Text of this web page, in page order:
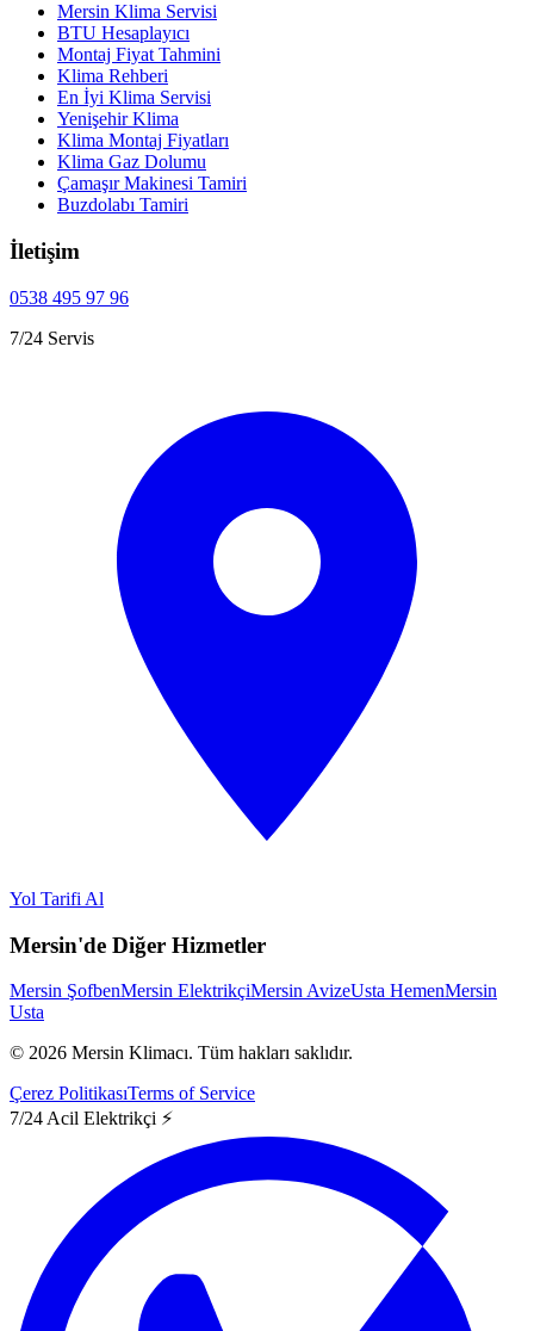
Mersin Klima Servisi
BTU Hesaplayıcı
Montaj Fiyat Tahmini
Klima Rehberi
En İyi Klima Servisi
Yenişehir Klima
Klima Montaj Fiyatları
Klima Gaz Dolumu
Çamaşır Makinesi Tamiri
Buzdolabı Tamiri
İletişim
0538 495 97 96
7/24 Servis
Yol Tarifi Al
Mersin'de Diğer Hizmetler
Mersin ŞofbenMersin ElektrikçiMersin AvizeUsta HemenMersin
Usta
© 2026 Mersin Klimacı. Tüm hakları saklıdır.
Çerez PolitikasıTerms of Service
7/24 Acil Elektrikçi ⚡